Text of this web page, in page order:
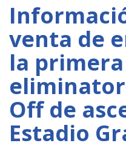
venta de
la primera
Off de
Estadio